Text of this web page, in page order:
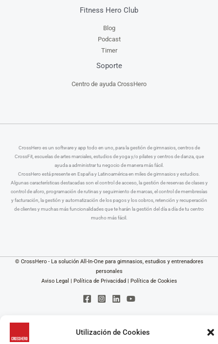
Utilización de Cookies
Fitness Hero Club
Blog
Podcast
Timer
Soporte
Centro de ayuda CrossHero
CrossHero es un software y app todo en uno, para la gestión de gimnasios, centros de
CrossFit, escuelas de artes marciales, estudios de yoga y/o pilates y centros de danza, que
ayuda a administrar tu negocio de manera más fácil.
CrossHero está presente en España y Latinoamérica en miles de gimnasios y estudios.
Algunas características destacadas son el control de acceso, la gestión de reservas de clases y
control de aforo, programación de rutinas y seguimiento de marcas, el control de membresías
y facturación, la gestión y automatización de los pagos y los cobros, retención y recuperación
de clientes y muchas más funcionalidades que te harán la gestión del día a día de tu centro
mucho más fácil.
© CrossHero - La solución All-In-One para gimnasios, estudios y entrenadores
personales
Aviso Legal | Política de Privacidad | Política de Cookies